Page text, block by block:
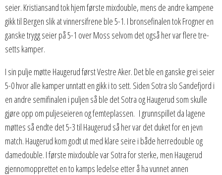
seier. Kristiansand tok hjem første mixdouble, mens de andre kampene
gikk til Bergen slik at vinnersifrene ble 5-1. I bronsefinalen tok Frogner en
ganske trygg seier på 5-1 over Moss selvom det også her var flere tre-
setts kamper.
I sin pulje møtte Haugerud først Vestre Aker. Det ble en ganske grei seier
5-0 hvor alle kamper unntatt en gikk i to sett. Siden Sotra slo Sandefjord i
en andre semifinalen i puljen så ble det Sotra og Haugerud som skulle
gjøre opp om puljeseieren og femteplassen. I grunnspillet da lagene
møttes så endte det 5-3 til Haugerud så her var det duket for en jevn
match. Haugerud kom godt ut med klare seire i både herredouble og
damedouble. I første mixdouble var Sotra for sterke, men Haugerud
gjennomopprettet en to kamps ledelse etter å ha vunnet annen